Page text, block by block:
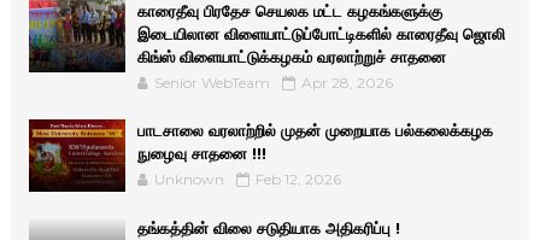
காரைதீவு பிரதேச செயலக மட்ட கழகங்களுக்கு
இடையிலான விளையாட்டுப்போட்டிகளில் காரைதீவு ஜொலி
கிங்ஸ் விளையாட்டுக்கழகம் வரலாற்றுச் சாதனை
Senior WebTeam Apr 28, 2026
பாடசாலை வரலாற்றில் முதன் முறையாக பல்கலைக்கழக
நுழைவு சாதனை !!!
Unknown Feb 12, 2026
தங்கத்தின் விலை சடுதியாக அதிகரிப்பு !